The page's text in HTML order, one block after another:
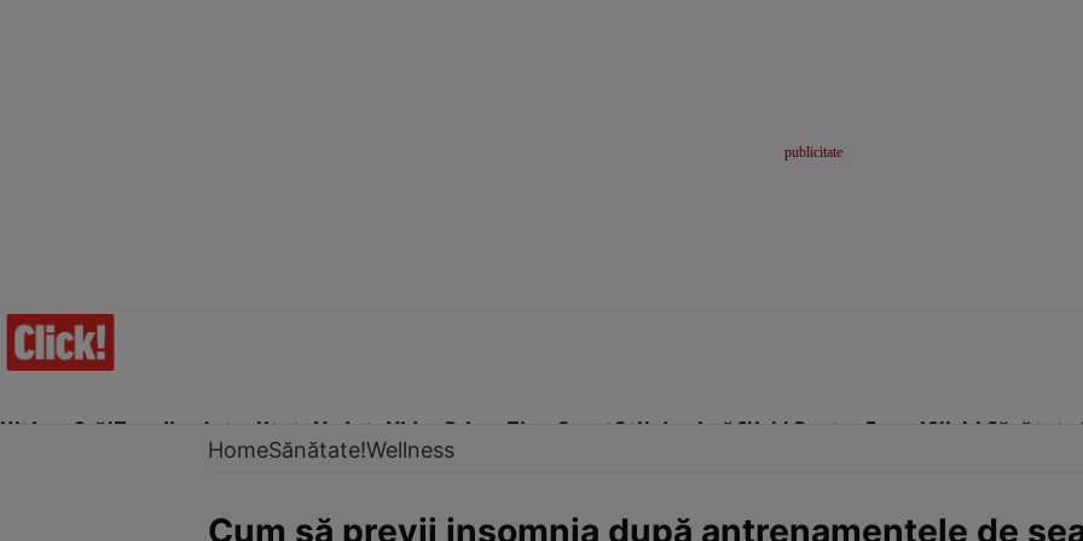
Ultima Oră!Trending Actualitate Vedete Video Prime Time SportStil de viațăClick! Pentru FemeiClick! Sănătate
HomeSănătate!Wellness
Cum să previi insomnia după antrenamentele de